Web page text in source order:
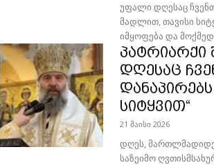
უფალი დღესაც
მადლით, თავისი
იმყოფება და
პატრიარქი
დღესაც
სიტყვით“
21 მაისი 2026
დღეს,
საზეიმო